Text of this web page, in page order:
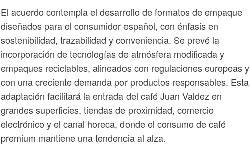
El acuerdo contempla el desarrollo de formatos de empaque
diseñados para el consumidor español, con énfasis en
sostenibilidad, trazabilidad y conveniencia. Se prevé la
incorporación de tecnologías de atmósfera modificada y
empaques reciclables, alineados con regulaciones europeas y
con una creciente demanda por productos responsables. Esta
adaptación facilitará la entrada del café Juan Valdez en
grandes superficies, tiendas de proximidad, comercio
electrónico y el canal horeca, donde el consumo de café
premium mantiene una tendencia al alza.